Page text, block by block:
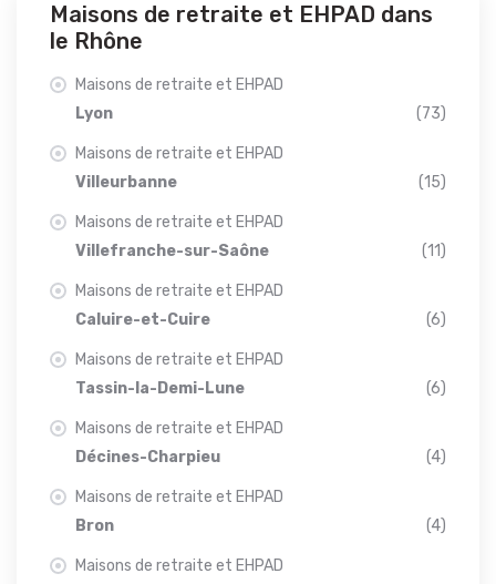
Maisons de retraite et EHPAD dans
le Rhône
Maisons de retraite et EHPAD
Lyon
(73)
Maisons de retraite et EHPAD
Villeurbanne
(15)
Maisons de retraite et EHPAD
Villefranche-sur-Saône
(11)
Maisons de retraite et EHPAD
Caluire-et-Cuire
(6)
Maisons de retraite et EHPAD
Tassin-la-Demi-Lune
(6)
Maisons de retraite et EHPAD
Décines-Charpieu
(4)
Maisons de retraite et EHPAD
Bron
(4)
Maisons de retraite et EHPAD